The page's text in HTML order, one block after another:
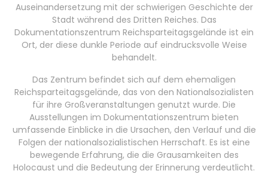
Auseinandersetzung mit der schwierigen Geschichte der
Stadt während des Dritten Reiches. Das
Dokumentationszentrum Reichsparteitagsgelände ist ein
Ort, der diese dunkle Periode auf eindrucksvolle Weise
behandelt.
Das Zentrum befindet sich auf dem ehemaligen
Reichsparteitagsgelände, das von den Nationalsozialisten
für ihre Großveranstaltungen genutzt wurde. Die
Ausstellungen im Dokumentationszentrum bieten
umfassende Einblicke in die Ursachen, den Verlauf und die
Folgen der nationalsozialistischen Herrschaft. Es ist eine
bewegende Erfahrung, die die Grausamkeiten des
Holocaust und die Bedeutung der Erinnerung verdeutlicht.